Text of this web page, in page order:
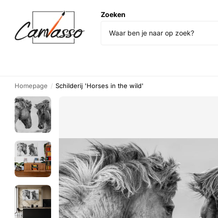
Zoeken
Homepage Schilderij 'Horses in the wild'